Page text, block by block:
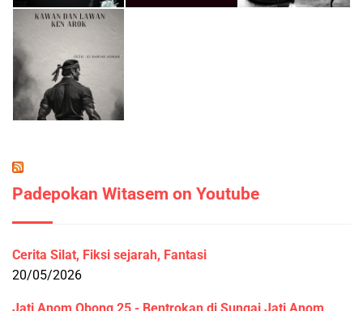
Padepokan Witasem on Youtube
Cerita Silat, Fiksi sejarah, Fantasi
20/05/2026